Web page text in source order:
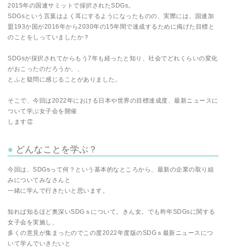
2015年の国連サミットで採択されたSDGs。
SDGsという言葉はよく耳にするようになったものの、実際には、国連加
盟193か国が2016年から2030年の15年間で達成するために掲げた目標と
のことをしっていましたか？
SDGsが採択されてからもう7年も経ったと知り、社会でどれくらいの変化
がおこったのだろうか、、
とふと疑問に感じることがありました。
そこで、今回は2022年における日本や世界の目標達成度、最新ニュースに
ついて学ぶ女子会を開催
します👏
どんなことを学ぶ？
今回は、SDGsって何？という基本的なところから、最新の企業の取り組
みについてみなさんと
一緒に学んで行きたいと思います。
知れば知るほど奥深いSDGｓについて。きん女。でも昨年SDGsに関する
女子会を実施し、
多くの意見が集まったのでこの度2022年度版のSDGｓ最新ニュースにつ
いて学んでいきたいと